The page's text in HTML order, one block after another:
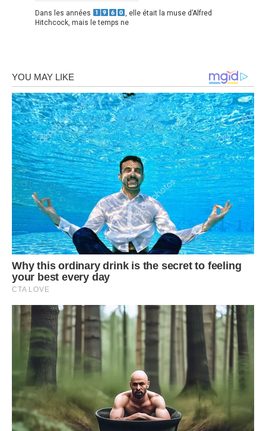
Dans les années
, elle était la muse d’Alfred
Hitchcock, mais le temps ne